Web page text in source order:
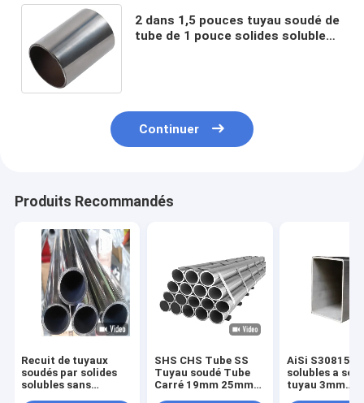
2 dans 1,5 pouces tuyau soudé de
tube de 1 pouce solides solubles
Continuer
Produits Recommandés
Recuit de tuyaux
soudés par solides
solubles sans
SHS CHS Tube SS
Tuyau soudé Tube
Carré 19mm 25mm
AiSi S30815
solubles a
tuyau 3mm